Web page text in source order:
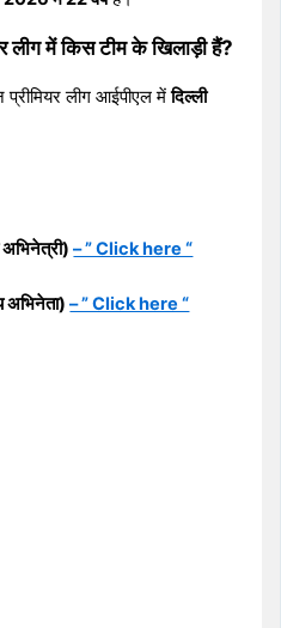
लीग में किस टीम के खिलाड़ी हैं?
प्रीमियर लीग आईपीएल मेंदिल्ली
अभिनेत्री)– ” Click here “
अभिनेता)– ” Click here “